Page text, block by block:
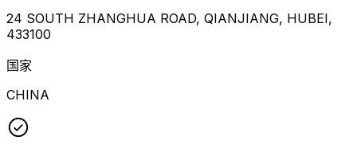
24 SOUTH ZHANGHUA ROAD, QIANJIANG, HUBEI,
433100
国家
CHINA